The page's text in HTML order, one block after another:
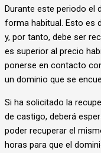
Durante este periodo el
forma habitual. Esto es
y, por tanto, debe ser
es superior al precio
ponerse en contacto
un dominio que se
Si ha solicitado la
de castigo, deberá
poder recuperar el
horas para que el